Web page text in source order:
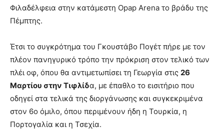
Φιλαδέλφεια στην κατάμεστη Opap Arena το βράδυ της
Πέμπτης.
Έτσι το συγκρότημα του Γκουστάβο Πογέτ πήρε με τον
πλέον πανηγυρικό τρόπο την πρόκριση στον τελικό των
πλέι οφ, όπου θα αντιμετωπίσει τη Γεωργία στις 26
Μαρτίου στην Τιφλίδα, με έπαθλο το εισιτήριο που
οδηγεί στα τελικά της διοργάνωσης και συγκεκριμένα
στον 6ο όμιλο, όπου περιμένουν ήδη η Τουρκία, η
Πορτογαλία και η Τσεχία.